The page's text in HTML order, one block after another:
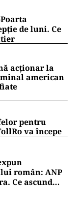
de luni. Ce
acționar la
american
pentru
va începe
român: ANP
Ce ascund